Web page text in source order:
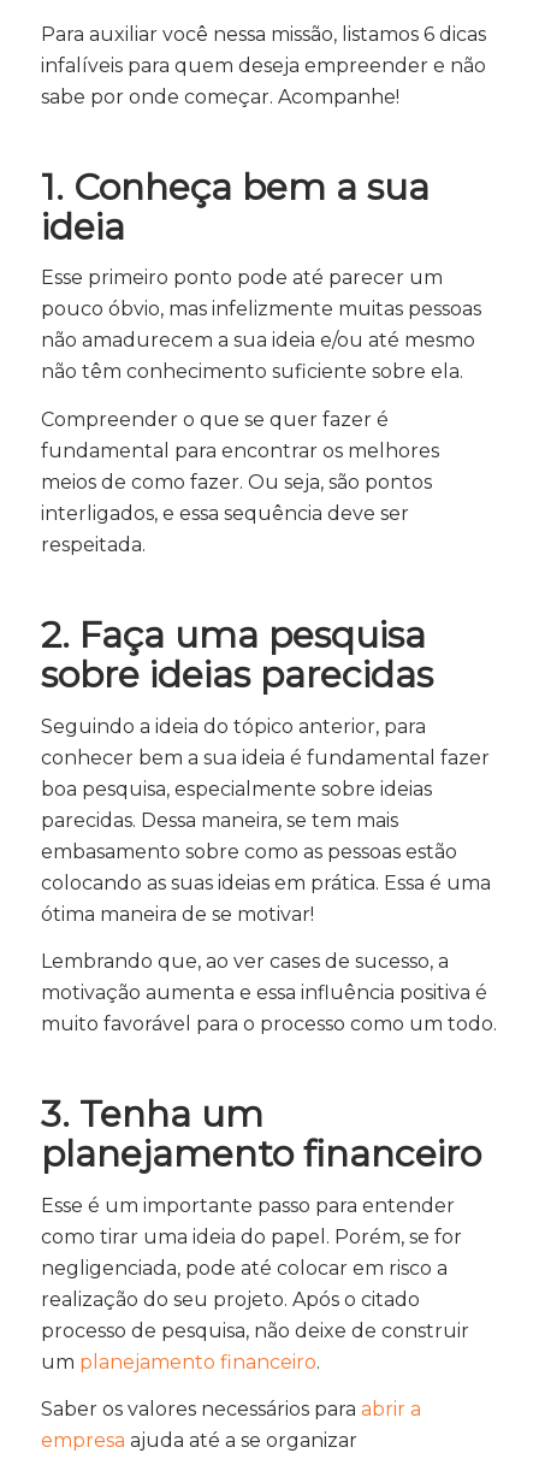
Para auxiliar você nessa missão, listamos 6 dicas
infalíveis para quem deseja empreender e não
sabe por onde começar. Acompanhe!
1. Conheça bem a sua
ideia
Esse primeiro ponto pode até parecer um
pouco óbvio, mas infelizmente muitas pessoas
não amadurecem a sua ideia e/ou até mesmo
não têm conhecimento suficiente sobre ela.
Compreender o que se quer fazer é
fundamental para encontrar os melhores
meios de como fazer. Ou seja, são pontos
interligados, e essa sequência deve ser
respeitada.
2. Faça uma pesquisa
sobre ideias parecidas
Seguindo a ideia do tópico anterior, para
conhecer bem a sua ideia é fundamental fazer
boa pesquisa, especialmente sobre ideias
parecidas. Dessa maneira, se tem mais
embasamento sobre como as pessoas estão
colocando as suas ideias em prática. Essa é uma
ótima maneira de se motivar!
Lembrando que, ao ver cases de sucesso, a
motivação aumenta e essa influência positiva é
muito favorável para o processo como um todo.
3. Tenha um
planejamento financeiro
Esse é um importante passo para entender
como tirar uma ideia do papel. Porém, se for
negligenciada, pode até colocar em risco a
realização do seu projeto. Após o citado
processo de pesquisa, não deixe de construir
um planejamento financeiro.
Saber os valores necessários para abrir a
empresa ajuda até a se organizar